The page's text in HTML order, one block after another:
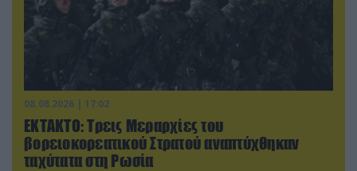
08.08.2026 | 17:02
ΕΚΤΑΚΤΟ: Τρεις Μεραρχίες του
βορειοκορεατικού Στρατού αναπτύχθηκαν
ταχύτατα στη Ρωσία